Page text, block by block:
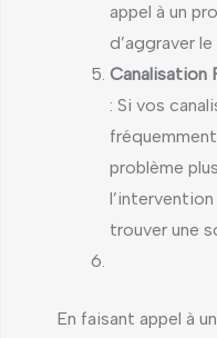
appel à un
d’aggraver
Canalisation
: Si vos
problème
trouver une
En faisant appel à